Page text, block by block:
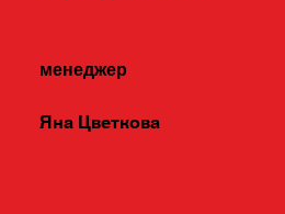
менеджер
Яна Цветкова